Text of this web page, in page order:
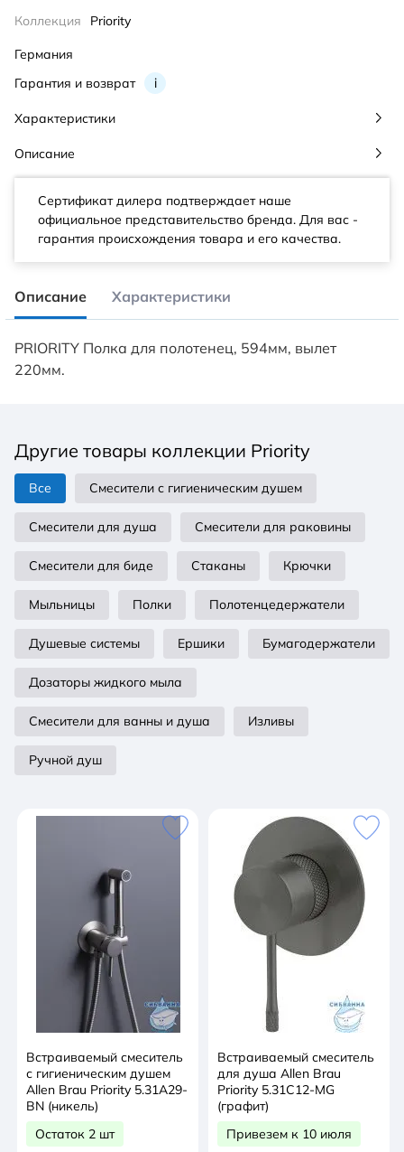
Гарантия и возврат i
Коллекция Priority
Германия
Характеристики
Описание
Сертификат дилера подтверждает наше
официальное представительство бренда. Для вас -
гарантия происхождения товара и его качества.
Описание Характеристики
PRIORITY Полка для полотенец, 594мм, вылет
220мм.
Другие товары коллекции Priority
Все Смесители с гигиеническим душем
Смесители для душа Смесители для раковины
Смесители для биде Стаканы Крючки
Мыльницы Полки Полотенцедержатели
Душевые системы Ершики Бумагодержатели
Дозаторы жидкого мыла
Смесители для ванны и душа Изливы
Ручной душ
Встраиваемый смеситель
с гигиеническим душем
Allen Brau Priority 5.31A29-
BN (никель)
Остаток 2 шт
Встраиваемый смеситель
для душа Allen Brau
Priority 5.31C12-MG
(графит)
Привезем к 10 июля